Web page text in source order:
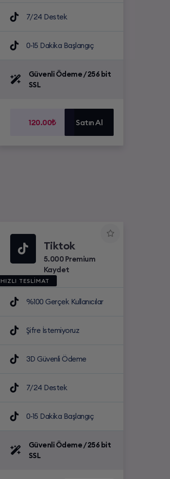
7/24 Destek
0-15 Dakika Başlangıç
Güvenli Ödeme / 256 bit
SSL
120.00₺ Satın Al
Tiktok
5.000 Premium
Kaydet
HIZLI TESLİMAT
%100 Gerçek Kullanıcılar
Şifre İstemiyoruz
3D Güvenli Ödeme
7/24 Destek
0-15 Dakika Başlangıç
Güvenli Ödeme / 256 bit
SSL